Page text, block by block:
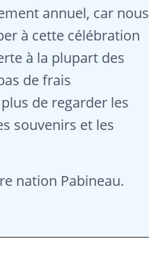
annuel, car nous
à cette célébration
à la plupart des
de frais
de regarder les
souvenirs et les
nation Pabineau.